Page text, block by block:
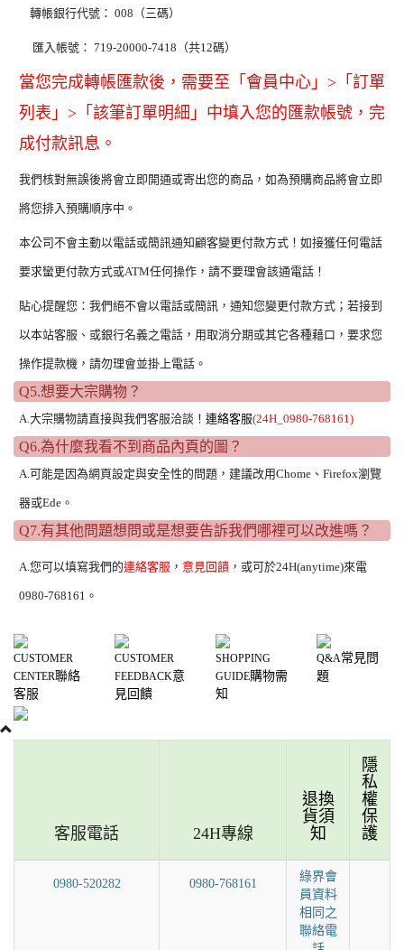
轉帳銀行代號： 008（三碼）
匯入帳號： 719-20000-7418（共12碼）
當您完成轉帳匯款後，需要至「會員中心」>「訂單
列表」>「該筆訂單明細」中填入您的匯款帳號，完
成付款訊息。
我們核對無誤後將會立即開通或寄出您的商品，如為預購商品將會立即
將您排入預購順序中。
本公司不會主動以電話或簡訊通知顧客變更付款方式！如接獲任何電話
要求蠻更付款方式或ATM任何操作，請不要理會該通電話！
貼心提醒您：我們絕不會以電話或簡訊，通知您變更付款方式；若接到
以本站客服、或銀行名義之電話，用取消分期或其它各種藉口，要求您
操作提款機，請勿理會並掛上電話。
Q5.想要大宗購物？
A.大宗購物請直接與我們客服洽談！ 連絡客服(24H_0980-768161)
Q6.為什麼我看不到商品內頁的圖？
A.可能是因為網頁設定與安全性的問題，建議改用Chome、Firefox瀏覽
器或Ede。
Q7.有其他問題想問或是想要告訴我們哪裡可以改進嗎？
A.您可以填寫我們的連絡客服 ， 意見回饋 ，或可於24H(anytime)來電
0980-768161。
CUSTOMER
CENTER聯絡
客服
CUSTOMER
FEEDBACK意
見回饋
SHOPPING
GUIDE購物需
知
Q&A常見問
題
客服電話 24H專線
退換
貨須
知
隱
私
權
保
護
0980-520282 0980-768161
綠界會
員資料
相同之
聯絡電